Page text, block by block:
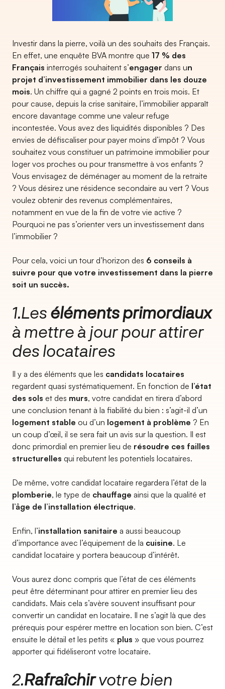
Investir dans la pierre, voilà un des souhaits des Français.
En effet, une enquête BVA montre que 17 % des
Français interrogés souhaitent s’engager dans un
projet d’investissement immobilier dans les douze
mois. Un chiffre qui a gagné 2 points en trois mois. Et
pour cause, depuis la crise sanitaire, l’immobilier apparaît
encore davantage comme une valeur refuge
incontestée. Vous avez des liquidités disponibles ? Des
envies de défiscaliser pour payer moins d’impôt ? Vous
souhaitez vous constituer un patrimoine immobilier pour
loger vos proches ou pour transmettre à vos enfants ?
Vous envisagez de déménager au moment de la retraite
? Vous désirez une résidence secondaire au vert ? Vous
voulez obtenir des revenus complémentaires,
notamment en vue de la fin de votre vie active ?
Pourquoi ne pas s’orienter vers un investissement dans
l’immobilier ?
Pour cela, voici un tour d’horizon des 6 conseils à
suivre pour que votre investissement dans la pierre
soit un succès.
1.Les éléments primordiaux
à mettre à jour pour attirer
des locataires
Il y a des éléments que les candidats locataires
regardent quasi systématiquement. En fonction de l’état
des sols et des murs, votre candidat en tirera d’abord
une conclusion tenant à la fiabilité du bien : s’agit-il d’un
logement stable ou d’un logement à problème ? En
un coup d’œil, il se sera fait un avis sur la question. Il est
donc primordial en premier lieu de résoudre ces failles
structurelles qui rebutent les potentiels locataires.
De même, votre candidat locataire regardera l’état de la
plomberie, le type de chauffage ainsi que la qualité et
l’âge de l’installation électrique.
Enfin, l’installation sanitaire a aussi beaucoup
d’importance avec l’équipement de la cuisine. Le
candidat locataire y portera beaucoup d’intérêt.
Vous aurez donc compris que l’état de ces éléments
peut être déterminant pour attirer en premier lieu des
candidats. Mais cela s’avère souvent insuffisant pour
convertir un candidat en locataire. Il ne s’agit là que des
prérequis pour espérer mettre en location son bien. C’est
ensuite le détail et les petits « plus » que vous pourrez
apporter qui fidéliseront votre locataire.
2.Rafraîchirvotre bien